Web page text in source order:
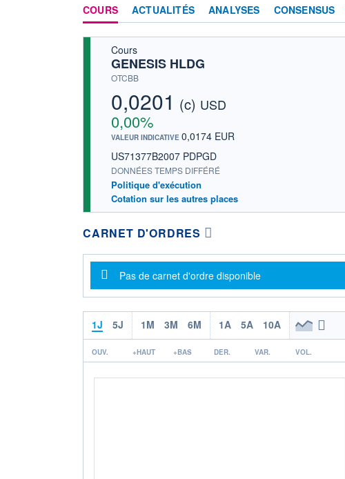
COURS ACTUALITÉS ANALYSES CONSENSUS
Cours
GENESIS HLDG
OTCBB
0,0201 (c) USD
0,00%
VALEUR INDICATIVE 0,0174 EUR
US71377B2007 PDPGD
DONNÉES TEMPS DIFFÉRÉ
Politique d'exécution
Cotation sur les autres places
CARNET D'ORDRES
Message d'information
Pas de carnet d'ordre disponible
1J 5J 1M 3M 6M 1A 5A 10A
OUV. +HAUT +BAS DER. VAR. VOL.